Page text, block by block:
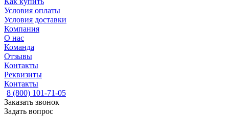
Условия оплаты
Условия доставки
Компания
О нас
Команда
Отзывы
Контакты
Реквизиты
Контакты
8 (800) 101-71-05
Заказать звонок
Задать вопрос